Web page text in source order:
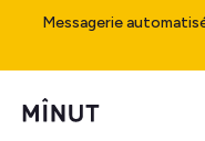
Messagerie